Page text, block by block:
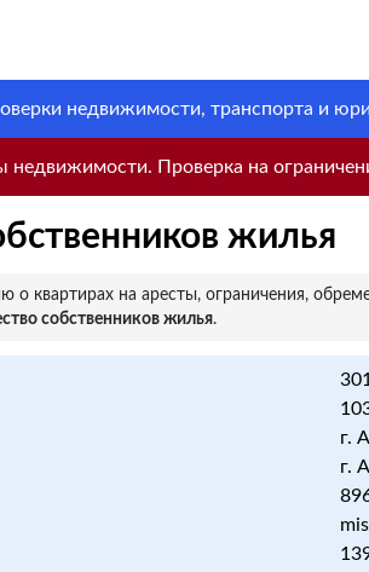
недвижимости, транспорта и
недвижимости. Проверка на
жилья
квартирах на аресты, ограничения,
собственников жилья.
г.
г.